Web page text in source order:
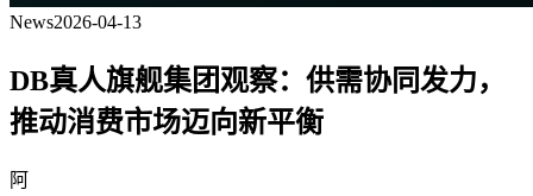
News2026-04-13
DB真人旗舰集团观察：供需协同发力，
推动消费市场迈向新平衡
阿